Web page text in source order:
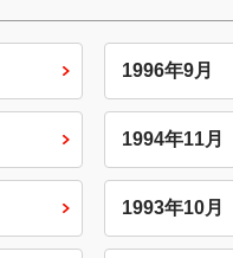
1996年9月
1994年11月
1993年10月